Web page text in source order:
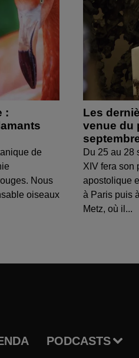
:
de
Nous
oiseaux
Les
venue du
Du 25 au 28
XIV fera son
apostolique
à Paris puis
Metz, où il...
PODCASTS